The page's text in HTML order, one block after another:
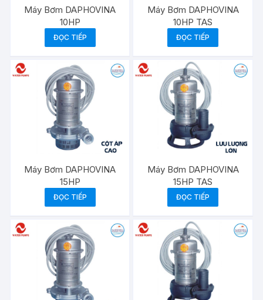
Máy Bơm DAPHOVINA
10HP
ĐỌC TIẾP
Máy Bơm DAPHOVINA
10HP TAS
ĐỌC TIẾP
Máy Bơm DAPHOVINA
15HP
ĐỌC TIẾP
Máy Bơm DAPHOVINA
15HP TAS
ĐỌC TIẾP